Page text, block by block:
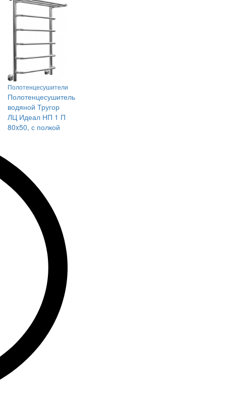
Полотенцесушители
Полотенцесушитель
водяной Тругор
ЛЦ Идеал НП 1 П
80x50, с полкой